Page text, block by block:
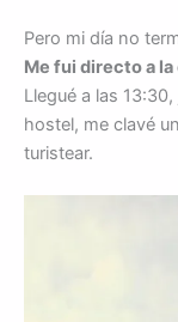
Pero mi día no
Me fui directo a
Llegué a las
hostel, me clavé
turistear.